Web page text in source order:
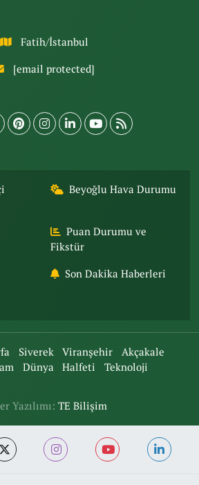
Fatih/İstanbul
[email protected]
Beyoğlu Hava Durumu
Puan Durumu ve
Fikstür
Son Dakika Haberleri
Siverek Viranşehir
Akçakale
Dünya Halfeti Teknoloji
Yazılımı: TE Bilişim